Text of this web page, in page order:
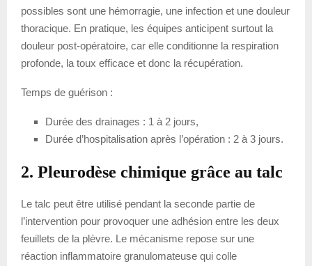
possibles sont une hémorragie, une infection et une douleur
thoracique. En pratique, les équipes anticipent surtout la
douleur post-opératoire, car elle conditionne la respiration
profonde, la toux efficace et donc la récupération.
Temps de guérison :
Durée des drainages : 1 à 2 jours,
Durée d’hospitalisation après l’opération : 2 à 3 jours.
2. Pleurodèse chimique grâce au talc
Le talc peut être utilisé pendant la seconde partie de
l’intervention pour provoquer une adhésion entre les deux
feuillets de la plèvre. Le mécanisme repose sur une
réaction inflammatoire granulomateuse qui colle